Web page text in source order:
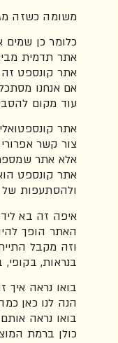
משומה כשזה
כלומר כן
אתר תדמית
אתר קונספט זה
אם אנחנו
עוד מקום
אתר
צור קשר
אלא אתר שמספר
אתר קונספט
ולהסתעפות
איפה זה בא
האתר הופך
וזה מקבל
בנראות,
בואו נראה איך
הנה לנו כאן
בואו נראה
כולן ברמת